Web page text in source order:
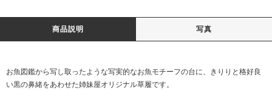
商品説明 写真
お魚図鑑から写し取ったような写実的なお魚モチーフの台に、きりりと格好良
い黒の鼻緒をあわせた姉妹屋オリジナル草履です。